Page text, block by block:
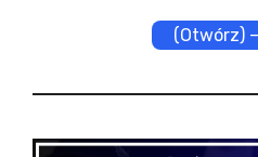
(Otwórz) –